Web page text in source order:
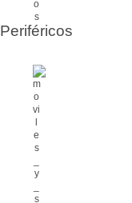
Periféricos